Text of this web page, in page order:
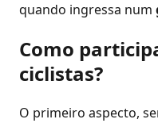
quando ingressa num
Como
ciclistas?
O primeiro aspecto,